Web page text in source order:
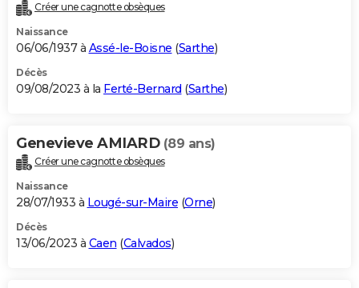
Créer une cagnotte obsèques
Naissance
06/06/1937 à Assé-le-Boisne (Sarthe)
Décès
09/08/2023 à la Ferté-Bernard (Sarthe)
Genevieve AMIARD (89 ans)
Créer une cagnotte obsèques
Naissance
28/07/1933 à Lougé-sur-Maire (Orne)
Décès
13/06/2023 à Caen (Calvados)